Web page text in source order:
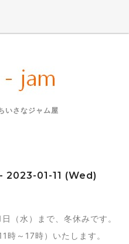
いさなジャム屋
2023-01-11 (Wed)
（水）まで、冬休みです。
時～17時）いたします。